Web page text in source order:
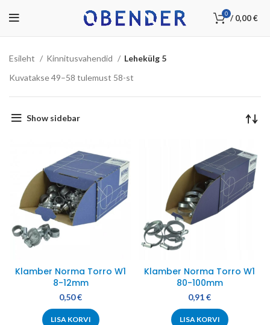
0 / 0,00€
Esileht Kinnitusvahendid
Lehekülg 5
Kuvatakse 49–58 tulemust 58-st
Show sidebar
Klamber Norma Torro W1
8-12mm
0,50€
LISA KORVI
Klamber Norma Torro W1
80-100mm
0,91€
LISA KORVI